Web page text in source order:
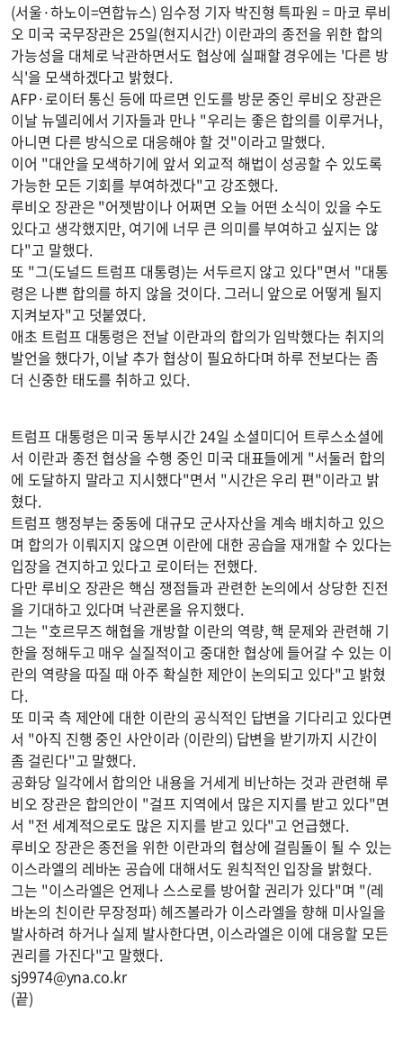
(서울·하노이=연합뉴스) 임수정 기자 박진형 특파원 = 마코 루비
오 미국 국무장관은 25일(현지시간) 이란과의 종전을 위한 합의
가능성을 대체로 낙관하면서도 협상에 실패할 경우에는 '다른 방
식'을 모색하겠다고 밝혔다.
AFP·로이터 통신 등에 따르면 인도를 방문 중인 루비오 장관은
이날 뉴델리에서 기자들과 만나 "우리는 좋은 합의를 이루거나,
아니면 다른 방식으로 대응해야 할 것"이라고 말했다.
이어 "대안을 모색하기에 앞서 외교적 해법이 성공할 수 있도록
가능한 모든 기회를 부여하겠다"고 강조했다.
루비오 장관은 "어젯밤이나 어쩌면 오늘 어떤 소식이 있을 수도
있다고 생각했지만, 여기에 너무 큰 의미를 부여하고 싶지는 않
다"고 말했다.
또 "그(도널드 트럼프 대통령)는 서두르지 않고 있다"면서 "대통
령은 나쁜 합의를 하지 않을 것이다. 그러니 앞으로 어떻게 될지
지켜보자"고 덧붙였다.
애초 트럼프 대통령은 전날 이란과의 합의가 임박했다는 취지의
발언을 했다가, 이날 추가 협상이 필요하다며 하루 전보다는 좀
더 신중한 태도를 취하고 있다.
트럼프 대통령은 미국 동부시간 24일 소셜미디어 트루스소셜에
서 이란과 종전 협상을 수행 중인 미국 대표들에게 "서둘러 합의
에 도달하지 말라고 지시했다"면서 "시간은 우리 편"이라고 밝
혔다.
트럼프 행정부는 중동에 대규모 군사자산을 계속 배치하고 있으
며 합의가 이뤄지지 않으면 이란에 대한 공습을 재개할 수 있다는
입장을 견지하고 있다고 로이터는 전했다.
다만 루비오 장관은 핵심 쟁점들과 관련한 논의에서 상당한 진전
을 기대하고 있다며 낙관론을 유지했다.
그는 "호르무즈 해협을 개방할 이란의 역량, 핵 문제와 관련해 기
한을 정해두고 매우 실질적이고 중대한 협상에 들어갈 수 있는 이
란의 역량을 따질 때 아주 확실한 제안이 논의되고 있다"고 밝혔
다.
또 미국 측 제안에 대한 이란의 공식적인 답변을 기다리고 있다면
서 "아직 진행 중인 사안이라 (이란의) 답변을 받기까지 시간이
좀 걸린다"고 말했다.
공화당 일각에서 합의안 내용을 거세게 비난하는 것과 관련해 루
비오 장관은 합의안이 "걸프 지역에서 많은 지지를 받고 있다"면
서 "전 세계적으로도 많은 지지를 받고 있다"고 언급했다.
루비오 장관은 종전을 위한 이란과의 협상에 걸림돌이 될 수 있는
이스라엘의 레바논 공습에 대해서도 원칙적인 입장을 밝혔다.
그는 "이스라엘은 언제나 스스로를 방어할 권리가 있다"며 "(레
바논의 친이란 무장정파) 헤즈볼라가 이스라엘을 향해 미사일을
발사하려 하거나 실제 발사한다면, 이스라엘은 이에 대응할 모든
권리를 가진다"고 말했다.
sj9974@yna.co.kr
(끝)